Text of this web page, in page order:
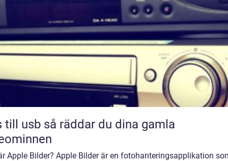
räddar du dina gamla
Apple Bilder? Apple Bilder är en fotohanteringsapplikation